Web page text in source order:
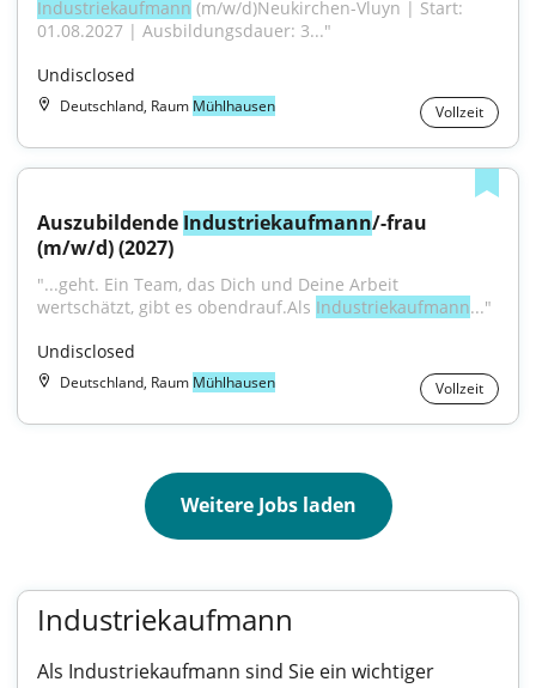
Industriekaufmann (m/w/d)Neukirchen-Vluyn | Start:
01.08.2027 | Ausbildungsdauer: 3..."
Undisclosed
Deutschland, Raum Mühlhausen Vollzeit
Auszubildende Industriekaufmann/-frau
(m/w/d) (2027)
"...geht. Ein Team, das Dich und Deine Arbeit
wertschätzt, gibt es obendrauf.Als Industriekaufmann..."
Undisclosed
Deutschland, Raum Mühlhausen Vollzeit
Weitere Jobs laden
Industriekaufmann
Als Industriekaufmann sind Sie ein wichtiger